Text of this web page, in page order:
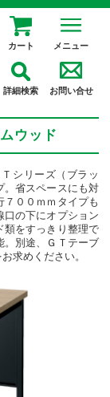
カート メニュー
詳細検索 お問い合せ
ウッド
シリーズ（ブラッ
。省スペースにも対
００ｍｍタイプも
口の下にオプション
類をすっきり整理で
。別途、ＧＴテーブ
求めください。